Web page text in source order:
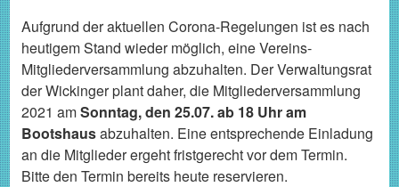
Aufgrund der aktuellen Corona-Regelungen ist es nach
heutigem Stand wieder möglich, eine Vereins-
Mitgliederversammlung abzuhalten. Der Verwaltungsrat
der Wickinger plant daher, die Mitgliederversammlung
2021 amSonntag, den 25.07. ab 18 Uhr am
Bootshausabzuhalten. Eine entsprechende Einladung
an die Mitglieder ergeht fristgerecht vor dem Termin.
Bitte den Termin bereits heute reservieren.